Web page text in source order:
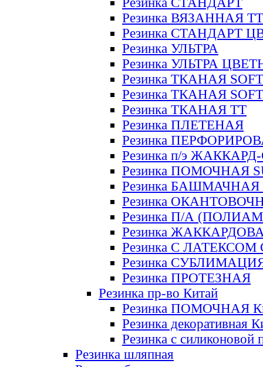
Резинка ВЯЗАННАЯ ТТ
Резинка СТАНДАРТ
Резинка УЛЬТРА
Резинка УЛЬТРА
Резинка ТКАНАЯ SOFT
Резинка ТКАНАЯ
Резинка ТКАНАЯ ТТ
Резинка ПЛЕТЕНАЯ
Резинка
Резинка п/э
Резинка ПОМОЧНАЯ
Резинка БАШМАЧНАЯ
Резинка
Резинка П/А
Резинка
Резинка С ЛАТЕКСОМ
Резинка
Резинка ПРОТЕЗНАЯ
Резинка пр-во Китай
Резинка ПОМОЧНАЯ
Резинка декоративная
Резинка с силиконовой
Резинка шляпная